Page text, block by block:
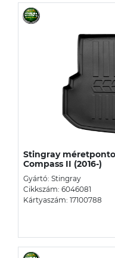
Stingray
Compass II (2016-)
Gyártó: Stingray
Cikkszám: 6046081
Kártyaszám: 17100788